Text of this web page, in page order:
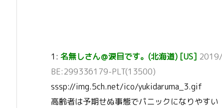
1: 名無しさん＠涙目です。(北海道) [US]
BE:299336179-PLT(13500)
sssp://img.5ch.net/ico/yukidaruma_3.gif
高齢者は予期せぬ事態でパニックになりやすい